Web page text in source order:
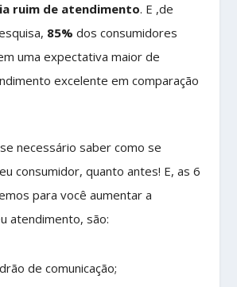
ruim de atendimento. E ,de
85% dos consumidores
uma expectativa maior de
excelente em comparação
necessário saber como se
consumidor, quanto antes! E, as 6
para você aumentar a
atendimento, são:
de comunicação;